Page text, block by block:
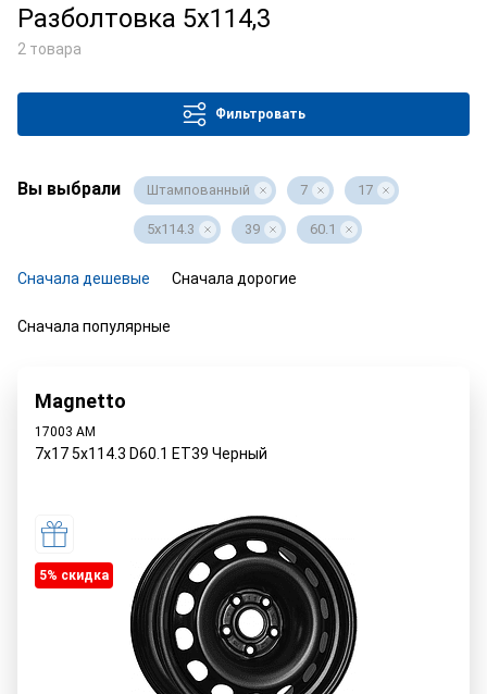
Разболтовка 5x114,3
2 товара
Фильтровать
Вы выбрали Штампованный 7 17
5x114.3 39 60.1
Сначала дешевые Сначала дорогие
Сначала популярные
Magnetto
17003 AM
7x17 5x114.3 D60.1 ET39 Черный
5% cкидка